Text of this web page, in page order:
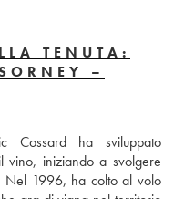
TENUTA:
–
Cossard ha sviluppato
vino, iniziando a svolgere
Nel 1996, ha colto al volo